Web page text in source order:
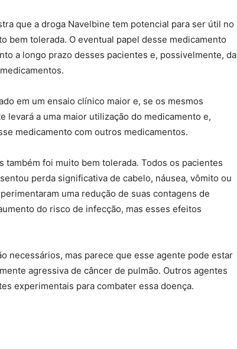
que a droga Navelbine tem potencial para ser útil no
bem tolerada. O eventual papel desse medicamento
a longo prazo desses pacientes e, possivelmente, da
em um ensaio clínico maior e, se os mesmos
a uma maior utilização do medicamento e,
medicamento com outros medicamentos.
também foi muito bem tolerada. Todos os pacientes
perda significativa de cabelo, náusea, vômito ou
uma redução de suas contagens de
do risco de infecção, mas esses efeitos
necessários, mas parece que esse agente pode estar
agressiva de câncer de pulmão. Outros agentes
experimentais para combater essa doença.